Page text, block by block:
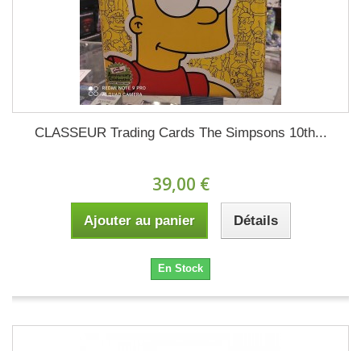
CLASSEUR Trading Cards The Simpsons 10th...
39,00 €
Ajouter au panier Détails
En Stock